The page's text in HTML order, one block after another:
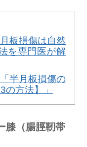
月板損傷は自然
を専門医が解
「半月板損傷の
の方法】」
膝（腸脛靭帯